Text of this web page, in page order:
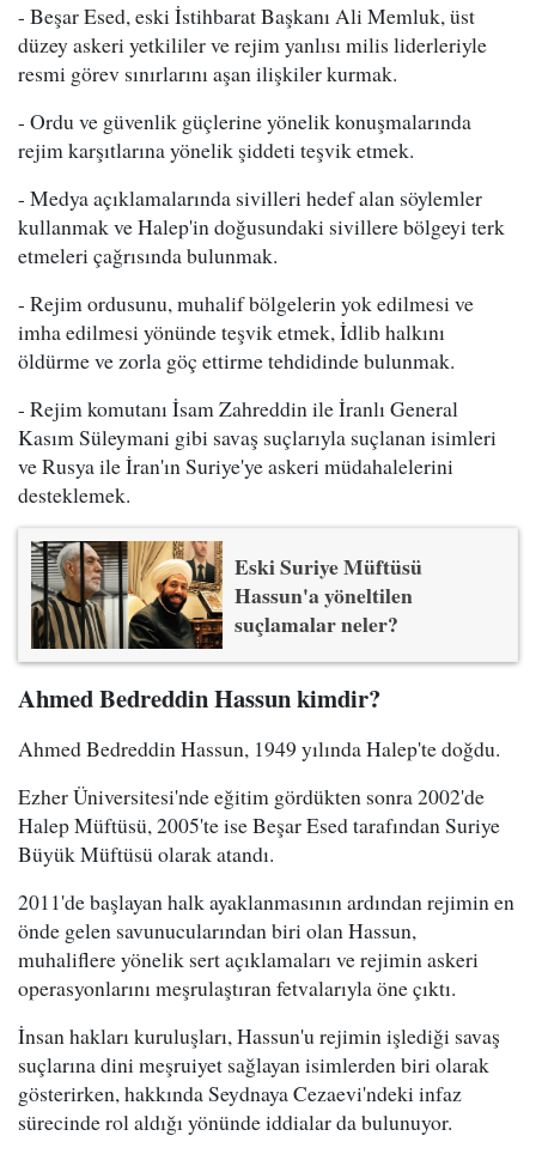
- Beşar Esed, eski İstihbarat Başkanı Ali Memluk, üst
düzey askeri yetkililer ve rejim yanlısı milis liderleriyle
resmi görev sınırlarını aşan ilişkiler kurmak.
- Ordu ve güvenlik güçlerine yönelik konuşmalarında
rejim karşıtlarına yönelik şiddeti teşvik etmek.
- Medya açıklamalarında sivilleri hedef alan söylemler
kullanmak ve Halep'in doğusundaki sivillere bölgeyi terk
etmeleri çağrısında bulunmak.
- Rejim ordusunu, muhalif bölgelerin yok edilmesi ve
imha edilmesi yönünde teşvik etmek, İdlib halkını
öldürme ve zorla göç ettirme tehdidinde bulunmak.
- Rejim komutanı İsam Zahreddin ile İranlı General
Kasım Süleymani gibi savaş suçlarıyla suçlanan isimleri
ve Rusya ile İran'ın Suriye'ye askeri müdahalelerini
desteklemek.
Eski Suriye Müftüsü
Hassun'a yöneltilen
suçlamalar neler?
Ahmed Bedreddin Hassun kimdir?
Ahmed Bedreddin Hassun, 1949 yılında Halep'te doğdu.
Ezher Üniversitesi'nde eğitim gördükten sonra 2002'de
Halep Müftüsü, 2005'te ise Beşar Esed tarafından Suriye
Büyük Müftüsü olarak atandı.
2011'de başlayan halk ayaklanmasının ardından rejimin en
önde gelen savunucularından biri olan Hassun,
muhaliflere yönelik sert açıklamaları ve rejimin askeri
operasyonlarını meşrulaştıran fetvalarıyla öne çıktı.
İnsan hakları kuruluşları, Hassun'u rejimin işlediği savaş
suçlarına dini meşruiyet sağlayan isimlerden biri olarak
gösterirken, hakkında Seydnaya Cezaevi'ndeki infaz
sürecinde rol aldığı yönünde iddialar da bulunuyor.